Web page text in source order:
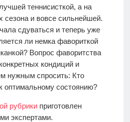
теннисисткой, а на
сезона и вовсе сильнейшей.
сдуваться и теперь уже
ли немка фавориткой
Вопрос фаворитства
кондиций и
нужным спросить: Кто
оптимальному состоянию?
рубрикиприготовлен
экспертами.